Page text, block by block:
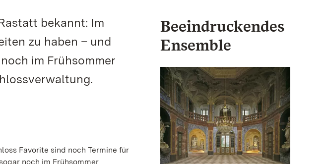
bekannt: Im
zu haben – und
im Frühsommer
Favorite sind noch Termine für
noch im Frühsommer
Beeindruckendes
Ensemble